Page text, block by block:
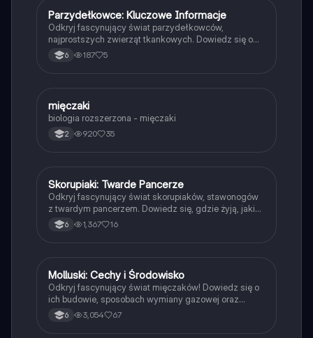
Biologia
Parzydełkowce: Kluczowe Informacje
Odkryj fascynujący świat parzydełkowców,
najprostszych zwierząt tkankowych. Dowiedz się o
ich budowie, roli w ekosystemie morskim oraz
znaczeniu koralowców w rafach koralowych. Idealne
6 187 5
Biologia
mięczaki
biologia rozszerzona - mięczaki
2 920 35
Biologia
Skorupiaki: Twarde Pancerze
Odkryj fascynujący świat skorupiaków, stawonogów
z twardym pancerzem. Dowiedz się, gdzie żyją, jakie
mają cechy wspólne oraz ich znaczenie w
ekosystemie i dla człowieka. Idealne dla uczniów
6 1,367 16
Biologia
Molluski: Cechy i Środowisko
Odkryj fascynujący świat mięczaków! Dowiedz się o
ich budowie, sposobach wymiany gazowej oraz
środowisku życia. Zawiera szczegółowe informacje o
ślimakach, ich charakterystyce oraz znaczeniu w
6 3,054 67